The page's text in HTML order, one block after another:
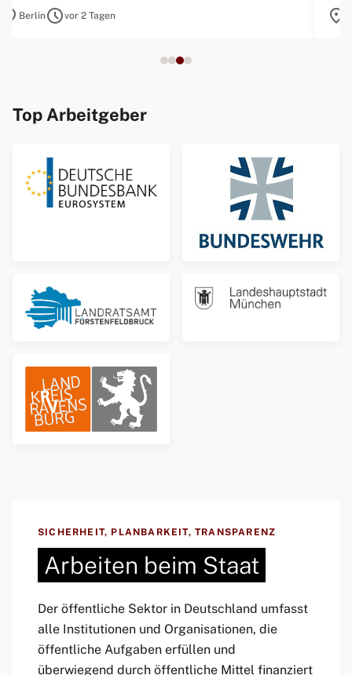
location_on Berlinschedulevor 2 Tagen location_on
Top Arbeitgeber
SICHERHEIT, PLANBARKEIT, TRANSPARENZ
Arbeiten beim Staat
Der öffentliche Sektor in Deutschland umfasst
alle Institutionen und Organisationen, die
öffentliche Aufgaben erfüllen und
überwiegend durch öffentliche Mittel finanziert